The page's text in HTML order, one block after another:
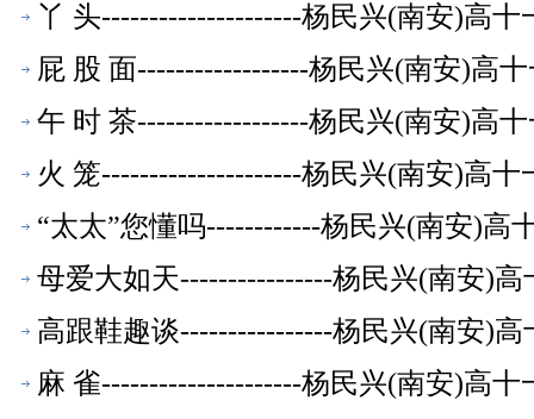
丫 头---------------------杨民兴(南安)高十
屁 股 面------------------杨民兴(南安)高
午 时 茶------------------杨民兴(南安)高
火 笼---------------------杨民兴(南安)高十
“太太”您懂吗------------杨民兴(南安)高
母爱大如天----------------杨民兴(南安)
高跟鞋趣谈----------------杨民兴(南安)
麻 雀---------------------杨民兴(南安)高十